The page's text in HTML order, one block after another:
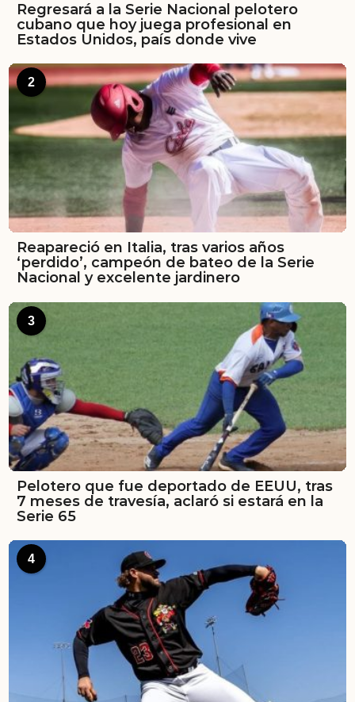
Regresará a la Serie Nacional pelotero
cubano que hoy juega profesional en
Estados Unidos, país donde vive
2
Reapareció en Italia, tras varios años
‘perdido’, campeón de bateo de la Serie
Nacional y excelente jardinero
3
Pelotero que fue deportado de EEUU, tras
7 meses de travesía, aclaró si estará en la
Serie 65
4